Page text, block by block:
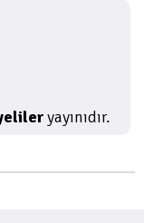
yayınıdır.